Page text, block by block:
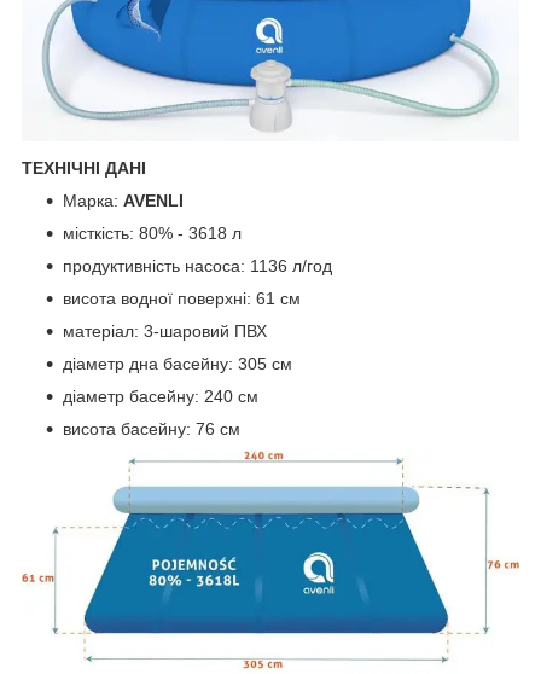
ТЕХНІЧНІ ДАНІ
Марка: AVENLI
місткість: 80% - 3618 л
продуктивність насоса: 1136 л/год
висота водної поверхні: 61 см
матеріал: 3-шаровий ПВХ
діаметр дна басейну: 305 см
діаметр басейну: 240 см
висота басейну: 76 см